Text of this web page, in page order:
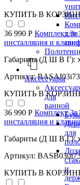
для
Аксессуары
для
ванной
для
и
КУПИТЬ В
36 990 Р Комплект
инсталляция и
Габариты (Д Ш В Г):
Артикул: BASAI03i73
КУПИТЬ В
36 990 Р Комплект
инсталляция и
Габариты (Д Ш В Г):
Артикул:
КУПИТЬ В